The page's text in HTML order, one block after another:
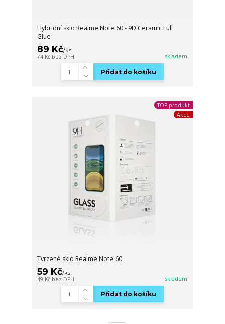
Hybridní sklo Realme Note 60 - 9D Ceramic Full
Glue
89 Kč/ks
74 Kč bez DPH skladem
Přidat do košíku
TOP produkt
Akce
Tvrzené sklo Realme Note 60
59 Kč/ks
49 Kč bez DPH skladem
Přidat do košíku